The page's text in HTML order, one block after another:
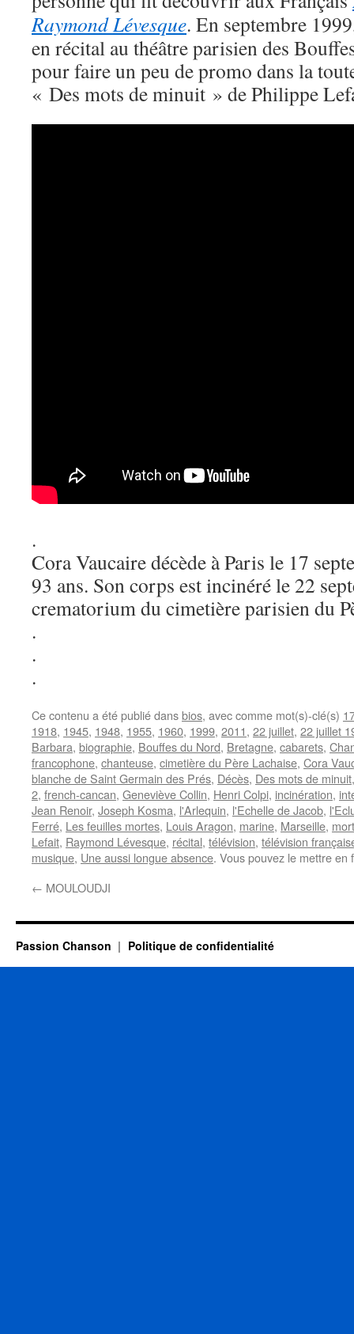
Raymond Lévesque. En septembre
en récital au théâtre parisien des
pour faire un peu de promo dans la
« Des mots de minuit » de Philippe
.
Cora Vaucaire décède à Paris le 17
93 ans. Son corps est incinéré le 22
crematorium du cimetière parisien du
.
.
.
Ce contenu a été publié dansbios, avec comme mot(s)-clé(s)
1918, 1945, 1948, 1955, 1960, 1999, 2011, 22 juillet, 22 juillet
Barbara, biographie, Bouffes du Nord, Bretagne, cabarets,
francophone, chanteuse, cimetière du Père Lachaise, Cora
blanche de Saint Germain des Prés, Décès, Des mots de minuit
2, french-cancan, Geneviève Collin, Henri Colpi, incinération,
Jean Renoir, Joseph Kosma, l'Arlequin, l'Echelle de Jacob,
Ferré, Les feuilles mortes, Louis Aragon, marine, Marseille, mort
Lefait, Raymond Lévesque, récital, télévision, télévision
musique, Une aussi longue absence. Vous pouvez le mettre
← MOULOUDJI
Passion Chanson Politique de confidentialité